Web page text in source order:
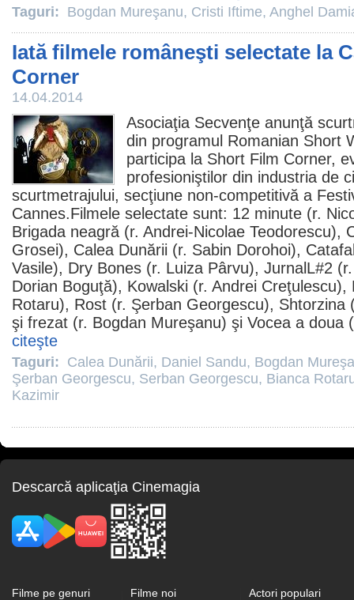
Taguri: Bogdan Mureşanu, Cristi Iftime, Anghel
Iată filmele româneşti selectate la
Corner
14.04.2014
Asociaţia Secvenţe anunţă
din programul Romanian Short
participa la Short Film Corner,
profesioniştilor din industria de
scurtmetrajului, secţiune non-competitivă a
Cannes.Filmele selectate sunt: 12 minute (r.
Brigada neagră (r. Andrei-Nicolae Teodorescu),
Grosei), Calea Dunării (r. Sabin Dorohoi),
Vasile), Dry Bones (r. Luiza Pârvu), JurnalL#2
Dorian Boguţă), Kowalski (r. Andrei Creţulescu),
Rotaru), Rost (r. Şerban Georgescu), Shtorzina
şi frezat (r. Bogdan Mureşanu) şi Vocea a doua
citeşte
Taguri: Calea Dunării, Daniel Sandu, Bogdan
Şerban Georgescu, Serban Georgescu, Bianca
Kazimir
Descarcă aplicaţia Cinemagia
Filme pe genuri Filme noi Actori populari